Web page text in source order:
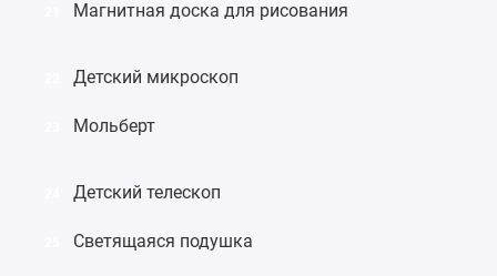
Магнитная доска для рисования
Детский микроскоп
Мольберт
Детский телескоп
Светящаяся подушка